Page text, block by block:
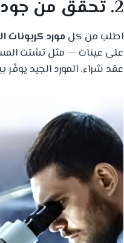
2. تحقق من جودة المنتج والمختبرات
اطلب من كلمورد كربونات
على عينات — مثل تشتت
عقد شراء. المورد الجيد